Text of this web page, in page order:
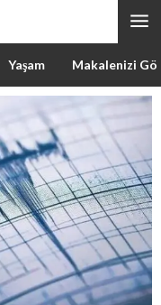
Yaşam Makalenizi